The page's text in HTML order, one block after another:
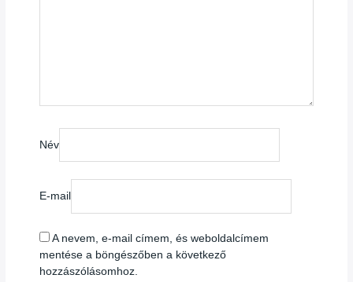
Név
E-mail
A nevem, e-mail címem, és weboldalcímem
mentése a böngészőben a következő
hozzászólásomhoz.